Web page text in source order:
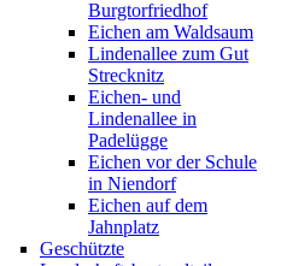
Burgtorfriedhof
Eichen am Waldsaum
Lindenallee zum Gut
Strecknitz
Eichen- und
Lindenallee in
Padelügge
Eichen vor der Schule
in Niendorf
Eichen auf dem
Jahnplatz
Geschützte